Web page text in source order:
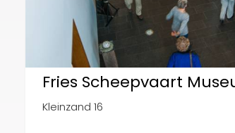
Fries Scheepvaart
Kleinzand 16